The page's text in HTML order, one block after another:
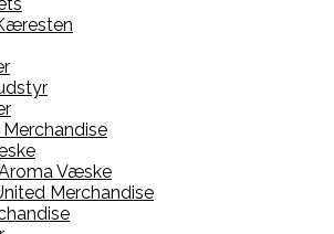
Væske
Merchandise